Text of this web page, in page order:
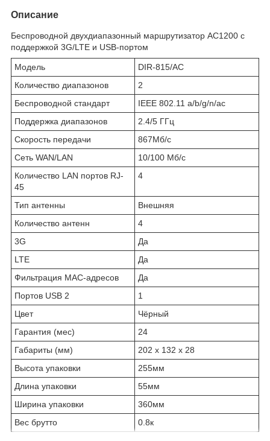
Описание
Беспроводной двухдиапазонный маршрутизатор AC1200 с
поддержкой 3G/LTE и USB-портом
Модель
DIR-815/AC
Количество диапазонов
2
Беспроводной стандарт
IEEE 802.11 a/b/g/n/ac
Поддержка диапазонов
2.4/5 ГГц
Скорость передачи
867Мб/с
Сеть WAN/LAN
10/100 Мб/с
Количество LAN портов RJ-
45
4
Тип антенны
Внешняя
Количество антенн
4
3G
Да
LTE
Да
Фильтрация MAC-адресов
Да
Портов USB 2
1
Цвет
Чёрный
Гарантия (мес)
24
Габариты (мм)
202 x 132 x 28
Высота упаковки
255мм
Длина упаковки
55мм
Ширина упаковки
360мм
Вес брутто
0.8к